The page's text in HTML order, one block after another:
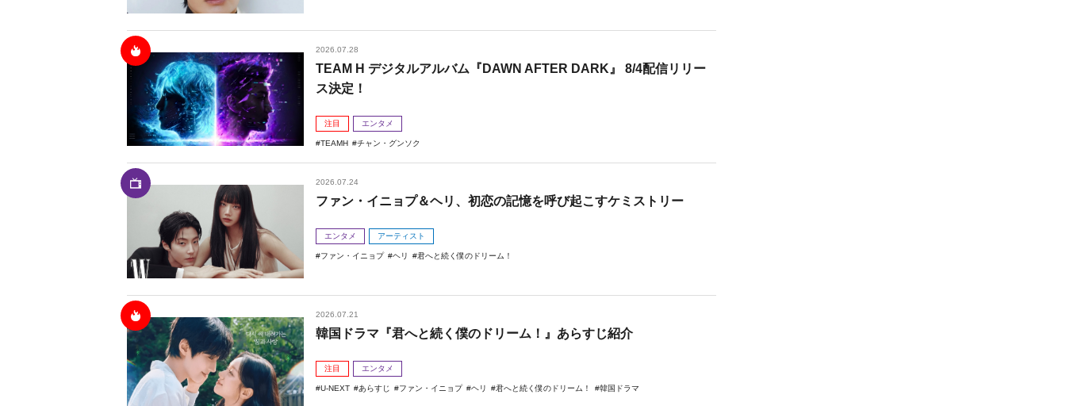
2026.07.28
TEAM H デジタルアルバム『DAWN AFTER DARK』 8/4配信リリー
ス決定！
注目 エンタメ
TEAMH チャン・グンソク
2026.07.24
ファン・イニョプ＆ヘリ、初恋の記憶を呼び起こすケミストリー
エンタメ アーティスト
ファン・イニョプ ヘリ 君へと続く僕のドリーム！
2026.07.21
韓国ドラマ『君へと続く僕のドリーム！』あらすじ紹介
注目 エンタメ
U-NEXT あらすじ ファン・イニョプ ヘリ 君へと続く僕のドリーム！ 韓国ドラマ